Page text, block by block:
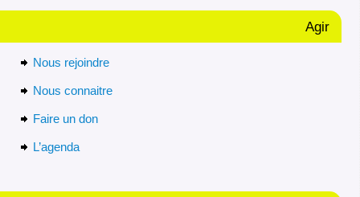
Agir
Nous rejoindre
Nous connaitre
Faire un don
L’agenda